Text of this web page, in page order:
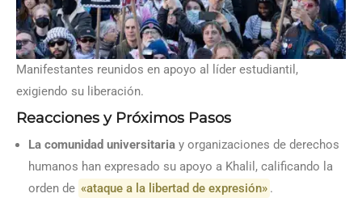
Manifestantes reunidos en apoyo al líder estudiantil,
exigiendo su liberación.
Reacciones y Próximos Pasos
La comunidad universitaria y organizaciones de derechos
humanos han expresado su apoyo a Khalil, calificando la
orden de «ataque a la libertad de expresión» .